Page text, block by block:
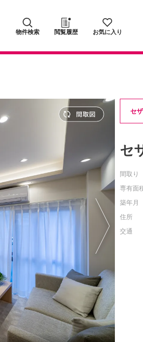
物件検索 閲覧履歴 お気に入り
セ
セ
間取り
専有面
築年月
住所
交通